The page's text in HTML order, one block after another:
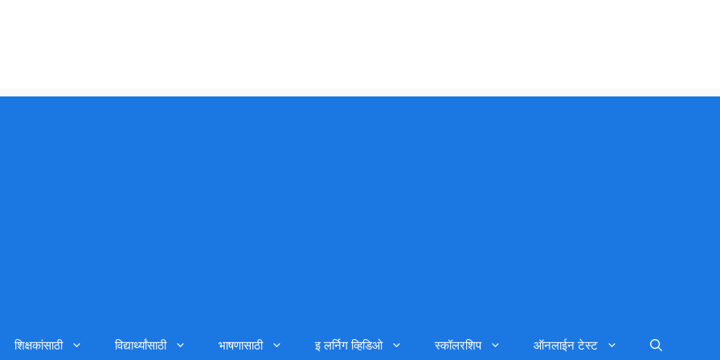
शिक्षकांसाठी विद्यार्थ्यांसाठी भाषणासाठी इ लर्निग व्हिडिओ स्कॉलरशिप ऑनलाईन टेस्ट